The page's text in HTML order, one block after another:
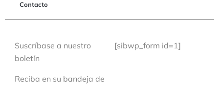
Contacto
Suscríbase a nuestro
boletín
Reciba en su bandeja de
[sibwp_form id=1]